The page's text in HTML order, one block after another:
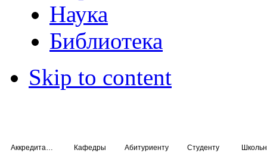
Наука
Библиотека
Skip to content
Кафедры Абитуриенту Студенту